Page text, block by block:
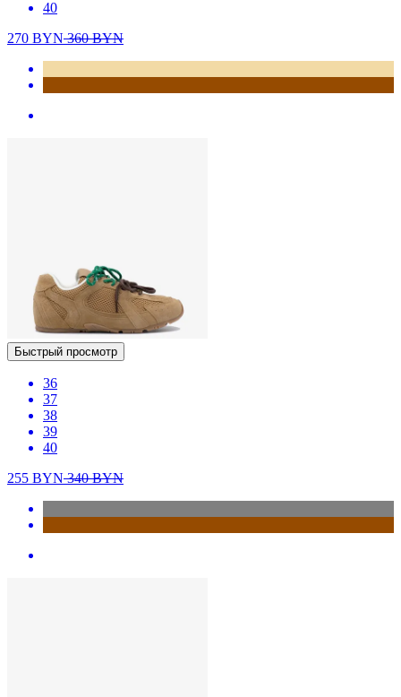
40
270 BYN360BYN
Быстрый просмотр
36
37
38
39
40
255 BYN340BYN